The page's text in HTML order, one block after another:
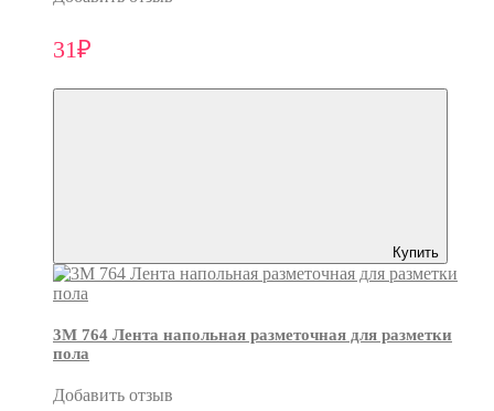
31₽
Купить
3M 764 Лента напольная разметочная для разметки
пола
Добавить отзыв